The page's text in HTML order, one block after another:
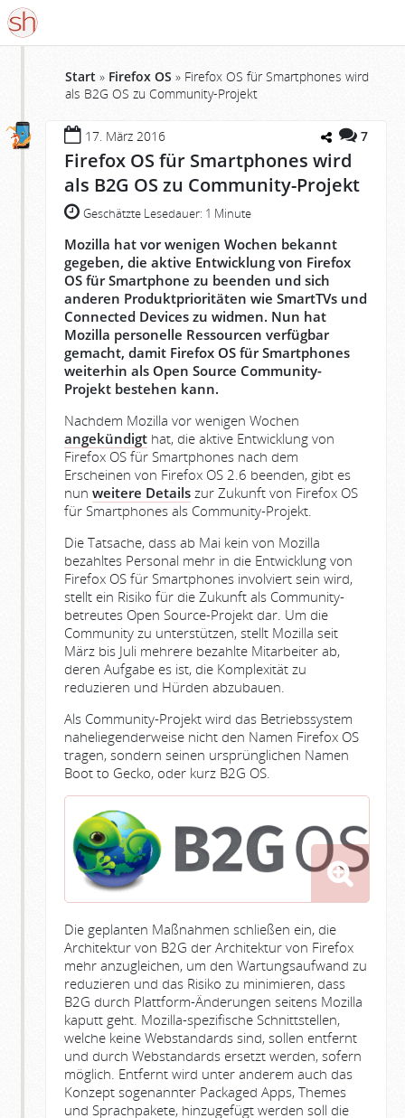
Start » Firefox OS » Firefox OS für Smartphones wird
als B2G OS zu Community-Projekt
17. März 2016 7
Firefox OS für Smartphones wird
als B2G OS zu Community-Projekt
Geschätzte Lesedauer: 1 Minute
Mozilla hat vor wenigen Wochen bekannt
gegeben, die aktive Entwicklung von Firefox
OS für Smartphone zu beenden und sich
anderen Produktprioritäten wie SmartTVs und
Connected Devices zu widmen. Nun hat
Mozilla personelle Ressourcen verfügbar
gemacht, damit Firefox OS für Smartphones
weiterhin als Open Source Community-
Projekt bestehen kann.
Nachdem Mozilla vor wenigen Wochen
angekündigt hat, die aktive Entwicklung von
Firefox OS für Smartphones nach dem
Erscheinen von Firefox OS 2.6 beenden, gibt es
nun weitere Details zur Zukunft von Firefox OS
für Smartphones als Community-Projekt.
Die Tatsache, dass ab Mai kein von Mozilla
bezahltes Personal mehr in die Entwicklung von
Firefox OS für Smartphones involviert sein wird,
stellt ein Risiko für die Zukunft als Community-
betreutes Open Source-Projekt dar. Um die
Community zu unterstützen, stellt Mozilla seit
März bis Juli mehrere bezahlte Mitarbeiter ab,
deren Aufgabe es ist, die Komplexität zu
reduzieren und Hürden abzubauen.
Als Community-Projekt wird das Betriebssystem
naheliegenderweise nicht den Namen Firefox OS
tragen, sondern seinen ursprünglichen Namen
Boot to Gecko, oder kurz B2G OS.
Die geplanten Maßnahmen schließen ein, die
Architektur von B2G der Architektur von Firefox
mehr anzugleichen, um den Wartungsaufwand zu
reduzieren und das Risiko zu minimieren, dass
B2G durch Plattform-Änderungen seitens Mozilla
kaputt geht. Mozilla-spezifische Schnittstellen,
welche keine Webstandards sind, sollen entfernt
und durch Webstandards ersetzt werden, sofern
möglich. Entfernt wird unter anderem auch das
Konzept sogenannter Packaged Apps, Themes
und Sprachpakete, hinzugefügt werden soll die